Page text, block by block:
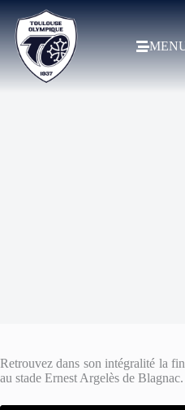
Retrouvez dans son intégralité la
au stade Ernest Argelès de Blagnac.